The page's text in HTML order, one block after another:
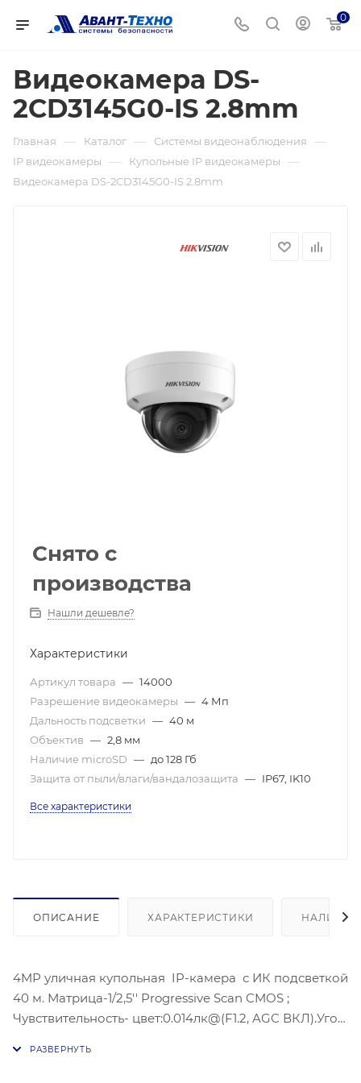
0
Видеокамера DS-
2CD3145G0-IS 2.8mm
Главная — Каталог — Системы видеонаблюдения —
IP видеокамеры — Купольные IP видеокамеры —
Видеокамера DS-2CD3145G0-IS 2.8mm
Снято с
производства
Нашли дешевле?
Характеристики
Артикул товара — 14000
Разрешение видеокамеры — 4 Мп
Дальность подсветки — 40 м
Объектив — 2,8 мм
Наличие microSD — до 128 Гб
Защита от пыли/влаги/вандалозащита — IP67, IK10
Все характеристики
ОПИСАНИЕ ХАРАКТЕРИСТИКИ НАЛИЧИЕ
4MP уличная купольная IP-камера с ИК подсветкой
40 м. Матрица-1/2,5'' Progressive Scan CMOS ;
Чувствительность- цвет:0.014лк@(F1.2, AGC ВКЛ).Угол